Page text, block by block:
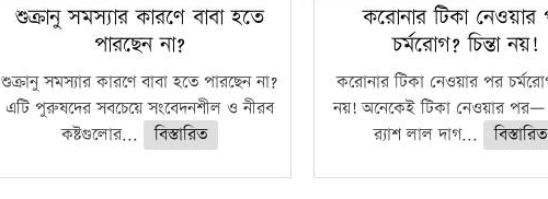
শুক্রানু সমস্যার কারণে বাবা হতে
পারছেন না?
শুক্রানু সমস্যার কারণে বাবা হতে পারছেন না?
এটি পুরুষদের সবচেয়ে সংবেদনশীল ও নীরব
কষ্টগুলোর...
বিস্তারিত
করোনার টিকা নেওয়ার
চর্মরোগ? চিন্তা নয়!
করোনার টিকা নেওয়ার পর
নয়! অনেকেই টিকা নেওয়ার পর—
র‍্যাশ লাল দাগ...
বিস্তারিত